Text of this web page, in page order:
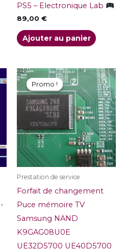
PS5 – Electronique Lab
89,00 €
Ajouter au panier
Promo !
Promo !
Prestation de service
Forfait de changement
Puce mémoire TV
Samsung NAND
K9GAG08U0E
UE32D5700 UE40D5700
Le
prix
initial
était :
49,00 €.
Le
prix
actuel
est :
39,00 €.